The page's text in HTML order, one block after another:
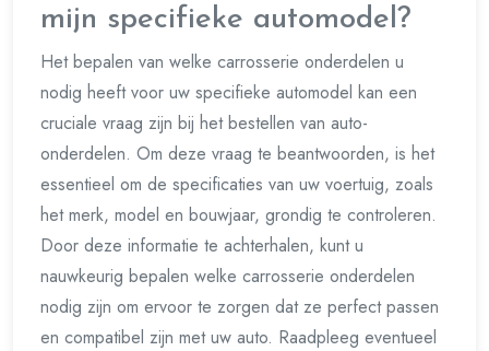
mijn specifieke automodel?
Het bepalen van welke carrosserie onderdelen u
nodig heeft voor uw specifieke automodel kan een
cruciale vraag zijn bij het bestellen van auto-
onderdelen. Om deze vraag te beantwoorden, is het
essentieel om de specificaties van uw voertuig, zoals
het merk, model en bouwjaar, grondig te controleren.
Door deze informatie te achterhalen, kunt u
nauwkeurig bepalen welke carrosserie onderdelen
nodig zijn om ervoor te zorgen dat ze perfect passen
en compatibel zijn met uw auto. Raadpleeg eventueel